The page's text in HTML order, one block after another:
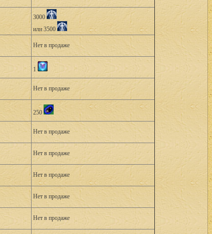
3000
или 3500
Нет в продаже
1
Нет в продаже
250
Нет в продаже
Нет в продаже
Нет в продаже
Нет в продаже
Нет в продаже